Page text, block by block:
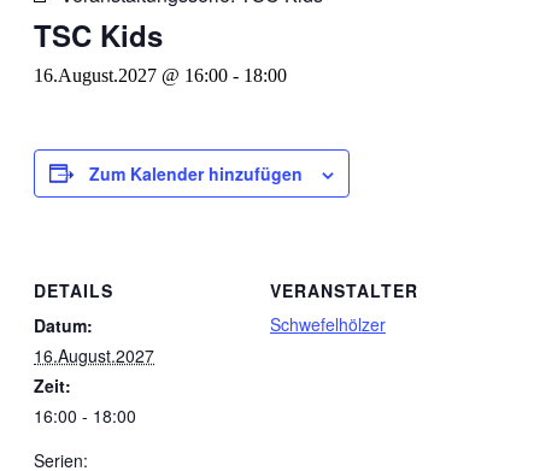
TSC Kids
16.August.2027 @ 16:00 - 18:00
Zum Kalender hinzufügen
DETAILS
Datum:
16.August.2027
Zeit:
16:00 - 18:00
Serien:
VERANSTALTER
Schwefelhölzer